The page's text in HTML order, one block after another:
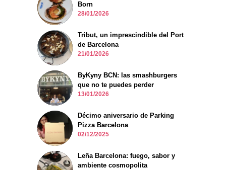
Born
28/01/2026
Tribut, un imprescindible del Port
de Barcelona
21/01/2026
ByKyny BCN: las smashburgers
que no te puedes perder
13/01/2026
Décimo aniversario de Parking
Pizza Barcelona
02/12/2025
Leña Barcelona: fuego, sabor y
ambiente cosmopolita